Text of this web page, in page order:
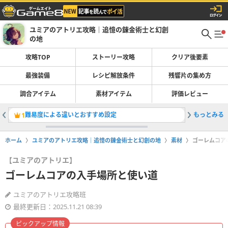
ユミアのアトリエ攻略｜追憶の錬金術士と幻創
の地
攻略TOP ストーリー攻略 クリア後要素
最強装備 レシピ解放条件 残響片の集め方
調合アイテム 素材アイテム 評価レビュー
1難易度による違いとおすすめ設定 2レベル
もっとみる
ホーム ユミアのアトリエ攻略｜追憶の錬金術士と幻創の地 素材 ゴーレムコ
【ユミアのアトリエ】
ゴーレムコアの入手場所と使い道
ユミアのアトリエ攻略班
最終更新日：2025.11.21 08:39
ピックアップ情報